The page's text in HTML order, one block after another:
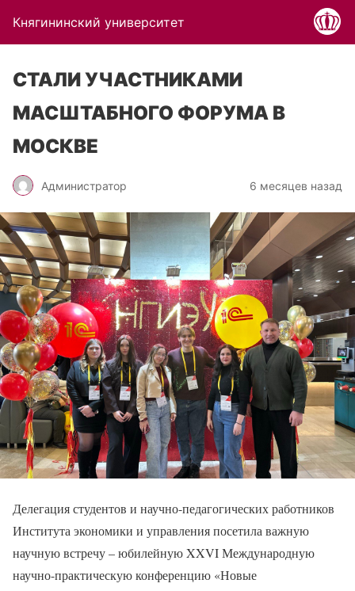
Княгининский университет
СТАЛИ УЧАСТНИКАМИ
МАСШТАБНОГО ФОРУМА В
МОСКВЕ
Администратор 6 месяцев назад
Делегация студентов и научно-педагогических работников
Института экономики и управления посетила важную
научную встречу – юбилейную XXVI Международную
научно-практическую конференцию «Новые